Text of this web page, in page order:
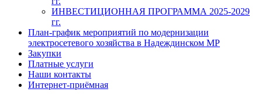
ИНВЕСТИЦИОННАЯ ПРОГРАММА 2025-2029
гг.
План-график мероприятий по модернизации
электросетевого хозяйства в Надеждинском МР
Закупки
Платные услуги
Наши контакты
Интернет-приёмная